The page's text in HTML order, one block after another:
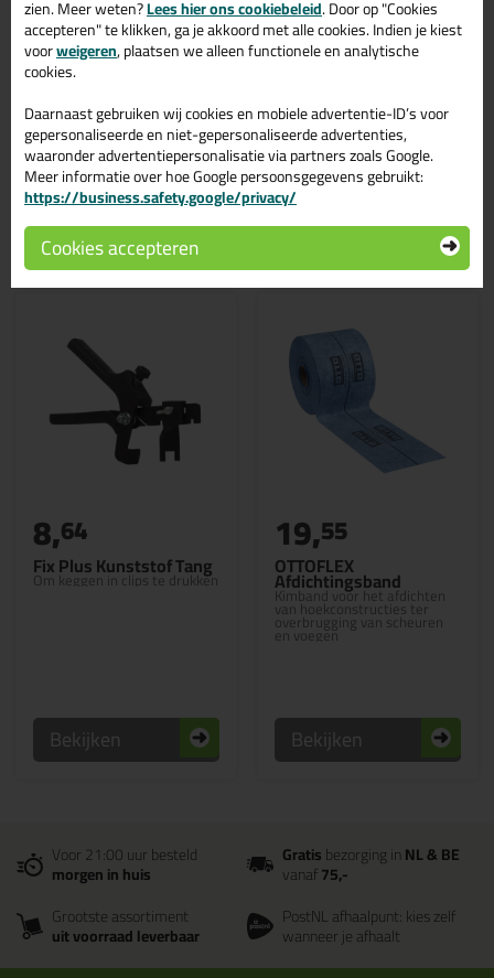
Dikte: 4 mm
Eenvoudige toepassing zonder extra gereedschap
Verpakt per 100 stuks
Gerelateerde producten
Fix Plus Kunststof Tang
Om keggen in clips te drukken
8,64
Bekijken
OTTOFLEX
Afdichtingsband
Kimband voor het afdichten
van hoekconstructies ter
overbrugging van scheuren
en voegen
19,55
Bekijken
Voor 21:00 uur besteld
morgen in huis
Gratisbezorging inNL & BE
vanaf75,-
Grootste assortiment
uit voorraad leverbaar
PostNL afhaalpunt: kies zelf
wanneer je afhaalt
zien. Meer weten?Lees hier ons cookiebeleid. Door op "Cookies
accepteren" te klikken, ga je akkoord met alle cookies. Indien je kiest
voorweigeren, plaatsen we alleen functionele en analytische
cookies.
Daarnaast gebruiken wij cookies en mobiele advertentie-ID’s voor
gepersonaliseerde en niet-gepersonaliseerde advertenties,
waaronder advertentiepersonalisatie via partners zoals Google.
Meer informatie over hoe Google persoonsgegevens gebruikt:
https://business.safety.google/privacy/
Cookies accepteren